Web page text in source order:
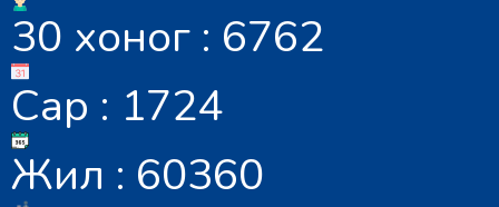
30 хоног : 6762
Сар : 1724
Жил : 60360